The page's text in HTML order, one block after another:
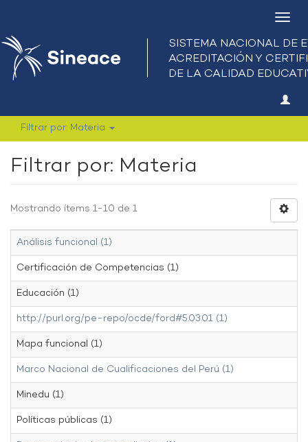
Filtrar por: Materia
Filtrar por: Materia
Mostrando ítems 1-10 de 1
Análisis funcional (1)
Certificación de Competencias (1)
Educación (1)
http://purl.org/pe-repo/ocde/ford#5.03.01 (1)
Mapa funcional (1)
Marco Nacional de Cualificaciones del Perú (1)
Minedu (1)
Políticas públicas (1)